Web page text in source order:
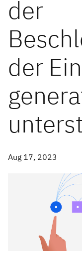
der
der
Aug 17, 2023